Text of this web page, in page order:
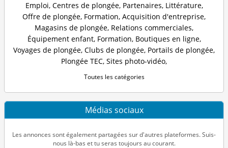
Emploi, Centres de plongée, Partenaires, Littérature,
Offre de plongée, Formation, Acquisition d'entreprise,
Magasins de plongée, Relations commerciales,
Équipement enfant, Formation, Boutiques en ligne,
Voyages de plongée, Clubs de plongée, Portails de plongée,
Plongée TEC, Sites photo-vidéo,
Toutes les catégories
Médias sociaux
Les annonces sont également partagées sur d'autres plateformes. Suis-
nous là-bas et tu seras toujours au courant.